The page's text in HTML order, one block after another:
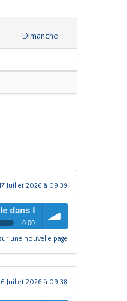
Dimanche
Juillet 2026 à 09:39
- Partage avec les enfants du
0:00
le coin(g) -
une nouvelle page
Juillet 2026 à 09:38